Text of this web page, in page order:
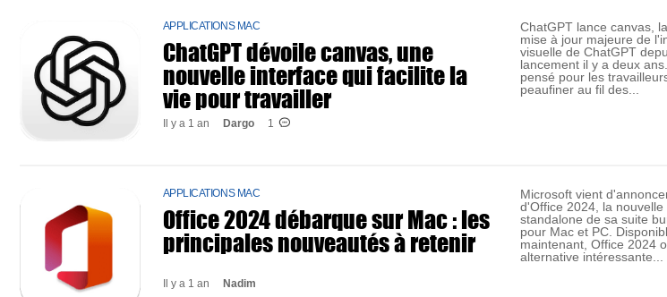
APPLICATIONS MAC
ChatGPT dévoile canvas, une
nouvelle interface qui facilite la
vie pour travailler
Il y a 1 an Dargo 1
ChatGPT lance canvas,
mise à jour majeure de
visuelle de ChatGPT
lancement il y a deux
pensé pour les
peaufiner au fil des...
APPLICATIONS MAC
Office 2024 débarque sur Mac : les
principales nouveautés à retenir
Il y a 1 an Nadim
Microsoft vient
d'Office 2024, la nouvelle
standalone de sa suite
pour Mac et PC.
maintenant, Office 2024
alternative intéressante...